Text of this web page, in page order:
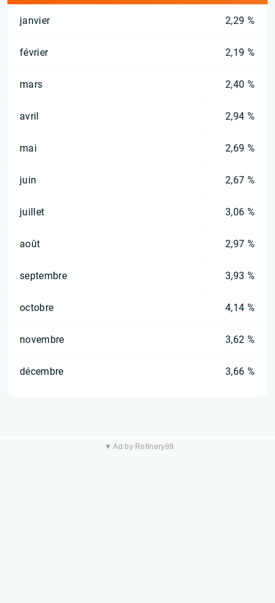
janvier 2,29 %
février 2,19 %
mars 2,40 %
avril 2,94 %
mai 2,69 %
juin 2,67 %
juillet 3,06 %
août 2,97 %
septembre 3,93 %
octobre 4,14 %
novembre 3,62 %
décembre 3,66 %
▼ Ad by Refinery89